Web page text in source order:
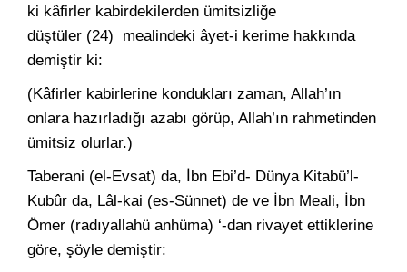
ki kâfirler kabirdekilerden ümitsizliğe
düştüler (24) mea­lindeki âyet-i kerime hakkında
demiştir ki:
(Kâfirler kabirlerine kondukları zaman, Allah’ın
onlara hazır­ladığı azabı görüp, Allah’ın rahmetinden
ümitsiz olurlar.)
Taberani (el-Evsat) da, İbn Ebi’d- Dünya Kitabü’l-
Kubûr da, Lâl-kai (es-Sünnet) de ve İbn Meali, İbn
Ömer (radıyallahü anhüma) ‘-dan rivayet ettiklerine
göre, şöyle demiştir: